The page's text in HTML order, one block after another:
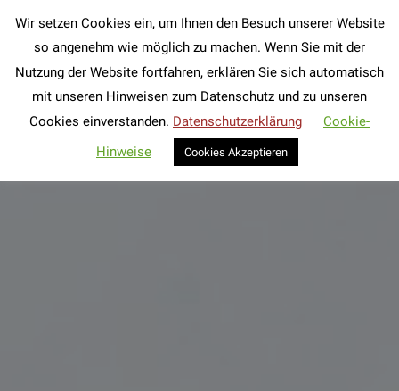
Search:
Wir setzen Cookies ein, um Ihnen den Besuch unserer Website
so angenehm wie möglich zu machen. Wenn Sie mit der
Nutzung der Website fortfahren, erklären Sie sich automatisch
mit unseren Hinweisen zum Datenschutz und zu unseren
Cookies einverstanden. Datenschutzerklärung
Cookie-
Hinweise
Cookies Akzeptieren